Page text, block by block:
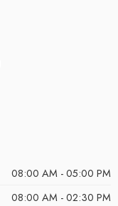
08:00 AM - 05:00 PM
08:00 AM - 02:30 PM